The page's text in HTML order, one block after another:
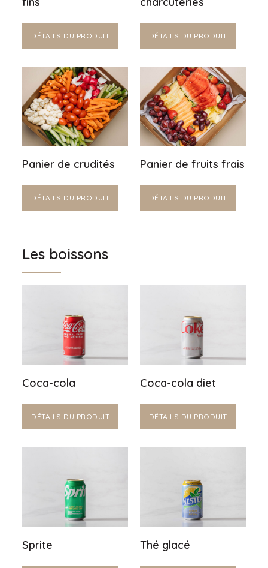
DÉTAILS DU PRODUIT DÉTAILS DU PRODUIT
Panier de crudités
DÉTAILS DU PRODUIT
Panier de fruits frais
DÉTAILS DU PRODUIT
Les boissons
Coca-cola
DÉTAILS DU PRODUIT
Coca-cola diet
DÉTAILS DU PRODUIT
Sprite Thé glacé